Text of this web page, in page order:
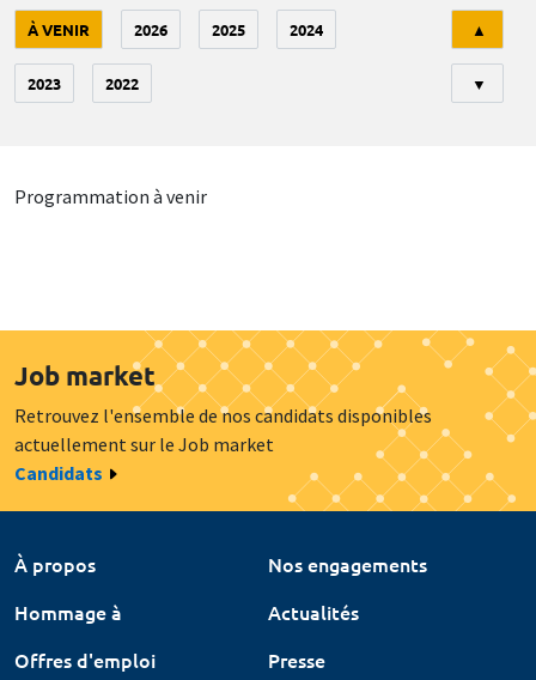
À VENIR 2026 2025 2024
2023 2022
▲
▼
Programmation à venir
Job market
Retrouvez l'ensemble de nos candidats disponibles
actuellement sur le Job market
Candidats
À propos
Nos engagements
Hommage à
Actualités
Offres d'emploi
Presse